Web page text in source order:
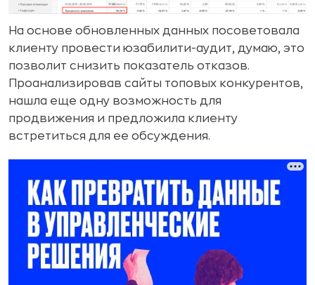
На основе обновленных данных посоветовала
клиенту провести юзабилити-аудит, думаю, это
позволит снизить показатель отказов.
Проанализировав сайты топовых конкурентов,
нашла еще одну возможность для
продвижения и предложила клиенту
встретиться для ее обсуждения.